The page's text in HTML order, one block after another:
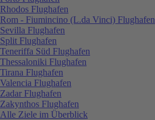
Rhodos Flughafen
Rom - Fiumincino (L.da Vinci) Flughafen
Sevilla Flughafen
Split Flughafen
Teneriffa Süd Flughafen
Thessaloniki Flughafen
Tirana Flughafen
Valencia Flughafen
Zadar Flughafen
Zakynthos Flughafen
Alle Ziele im Überblick